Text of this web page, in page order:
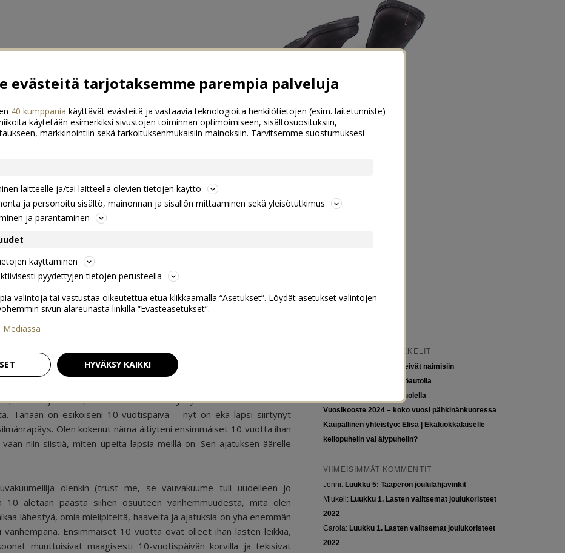
etenkin jatkossa, kun nuorinkin sattui syntymään elokuussa. Mutta
Tänään on esikoiseni 10-vuotispäivä – nyt on eka lapsi siirtynyt
Olen kokenut nämä äitiyteni ensimmäiset 10 vuotta ihan
niin siistiä, miten upeita lapsia meillä on. Sen ajatuksen äärelle
olenkin (trust me, se vauvakuume tuli uudelleen jo
10 aletaan päästä siihen osuuteen vanhemmuudesta, mitä olen
lähestyä, omia mielipiteitä, haaveita ja ajatuksia on yhä enemmän
Ensimmäiset 10 vuotta ovat olleet ihan lasten leikkiä,
muuttuisivat maagisesti 10-vuotispäivän korvilla ja tekisivät
VIIMEISIMMÄT ARTIKKELIT
Tytöt kuuluvat kouluun, eivät naimisiin
Euroopan roadtrip sähköautolla
Tyttöjen ja tasa-arvon puolella
Vuosikooste 2024 – koko vuosi pähkinänkuoressa
Kaupallinen yhteistyö: Elisa | Ekaluokkalaiselle
kellopuhelin vai älypuhelin?
VIIMEISIMMÄT KOMMENTIT
Jenni: Luukku 5: Taaperon joululahjavinkit
Miukeli: Luukku 1. Lasten valitsemat joulukoristeet
2022
Carola: Luukku 1. Lasten valitsemat joulukoristeet
2022
evästeitä tarjotaksemme parempia palveluja
40 kumppania käyttävät evästeitä ja vastaavia teknologioita henkilötietojen (esim. laitetunniste)
käytetään esimerkiksi sivustojen toiminnan optimoimiseen, sisältösuosituksiin,
markkinointiin sekä tarkoituksenmukaisiin mainoksiin. Tarvitsemme suostumuksesi
laitteelle ja/tai laitteella olevien tietojen käyttö
ja personoitu sisältö, mainonnan ja sisällön mittaaminen sekä yleisötutkimus
ja parantaminen
käyttäminen
pyydettyjen tietojen perusteella
valintoja tai vastustaa oikeutettua etua klikkaamalla “Asetukset”. Löydät asetukset valintojen
sivun alareunasta linkillä “Evästeasetukset”.
HYVÄKSY KAIKKI